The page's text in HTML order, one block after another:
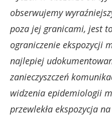
obserwujemy
poza jej granicami, jest
ograniczenie ekspozycji
najlepiej
zanieczyszczeń
widzenia epidemiologii
przewlekła ekspozycja